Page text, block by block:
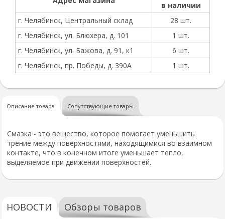
в наличии
г. Челябинск, Центральный склад
28 шт.
г. Челябинск, ул. Блюхера, д. 101
1 шт.
г. Челябинск, ул. Бажова, д. 91, к1
6 шт.
г. Челябинск, пр. Победы, д. 390А
1 шт.
Описание товара Сопутствующие товары
Смазка - это вещество, которое помогает уменьшить
трение между поверхностями, находящимися во взаимном
контакте, что в конечном итоге уменьшает тепло,
выделяемое при движении поверхностей.
НОВОСТИ Обзоры товаров